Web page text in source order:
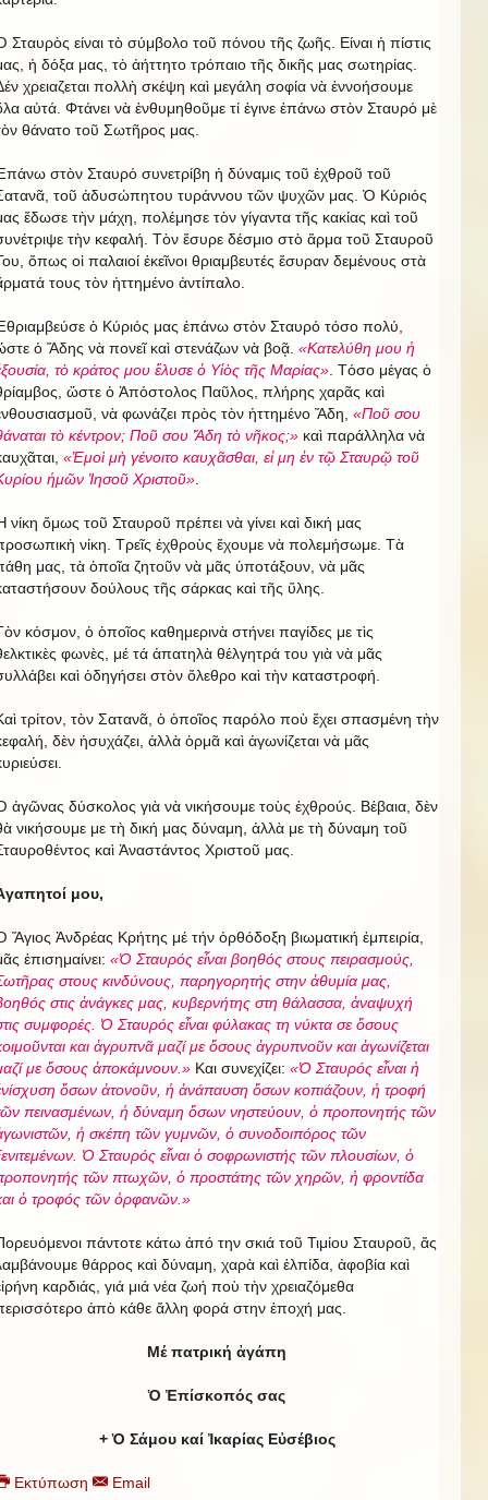
Σταυρὸς είναι τὸ σύμβολο τοῦ πόνου τῆς ζωῆς. Είναι ἡ πίστις
ἡ δόξα μας, τὸ ἀήττητο τρόπαιο τῆς δικῆς μας σωτηρίας.
χρειαζεται πολλὴ σκέψη καὶ μεγάλη σοφία νὰ ἐννοήσουμε
αὐτά. Φτάνει νὰ ἐνθυμηθοῦμε τί ἐγινε ἐπάνω στὸν Σταυρό μὲ
θάνατο τοῦ Σωτῆρος μας.
στὸν Σταυρό συνετρίβη ἡ δύναμις τοῦ ἐχθροῦ τοῦ
τοῦ ἀδυσώπητου τυράννου τῶν ψυχῶν μας. Ὁ Κύριός
ἔδωσε τὴν μάχη, πολέμησε τὸν γίγαντα τῆς κακίας καὶ τοῦ
τὴν κεφαλή. Τὸν ἔσυρε δέσμιο στὸ ἅρμα τοῦ Σταυροῦ
ὅπως οἱ παλαιοί ἐκεῖνοι θριαμβευτές ἔσυραν δεμένους στὰ
τους τὸν ἡττημένο ἀντίπαλο.
ὁ Κύριός μας ἐπάνω στὸν Σταυρό τόσο πολύ,
ὁ Ἅδης νὰ πονεῖ καὶ στενάζων νὰ βοᾷ. «Κατελύθη μου ἡ
τὸ κράτος μου ἔλυσε ὁ Υἱὸς τῆς Μαρίας» . Τόσο μέγας ὁ
ὥστε ὁ Ἀπόστολος Παῦλος, πλήρης χαρᾶς καὶ
νὰ φωνάζει πρὸς τὸν ἡττημένο Ἅδη, «Ποῦ σου
τὸ κέντρον; Ποῦ σου Ἅδη τὸ νῆκος;» καὶ παράλληλα νὰ
«Ἐμοὶ μὴ γένοιτο καυχᾶσθαι, εἰ μη ἐν τῷ Σταυρῷ τοῦ
ἡμῶν Ἰησοῦ Χριστοῦ»
νίκη ὄμως τοῦ Σταυροῦ πρέπει νὰ γίνει καὶ δική μας
νίκη. Τρεῖς ἐχθροὺς ἔχουμε νὰ πολεμήσωμε. Τὰ
μας, τὰ ὁποῖα ζητοῦν νὰ μᾶς ὑποτάξουν, νὰ μᾶς
δούλους τῆς σάρκας καὶ τῆς ὕλης.
κόσμον, ὁ ὁποῖος καθημερινὰ στήνει παγίδες με τὶς
φωνὲς, μέ τά ἀπατηλὰ θέλγητρά του γιὰ νὰ μᾶς
καὶ ὁδηγήσει στὸν ὄλεθρο καὶ τὴν καταστροφή.
τρίτον, τὸν Σατανᾶ, ὁ ὁποῖος παρόλο ποὺ ἔχει σπασμένη τὴν
δὲν ἡσυχάζει, ἀλλὰ ὁρμᾶ καὶ ἀγωνίζεται νὰ μᾶς
ἀγῶνας δύσκολος γιὰ νὰ νικήσουμε τοὺς ἐχθρούς. Βέβαια, δὲν
νικήσουμε με τὴ δική μας δύναμη, ἀλλὰ με τὴ δύναμη τοῦ
καὶ Ἀναστάντος Χριστοῦ μας.
μου,
Ἅγιος Ἀνδρέας Κρήτης μέ τήν ὀρθόδοξη βιωματική ἐμπειρία,
ἐπισημαίνει: «Ὁ Σταυρός εἶναι βοηθός στους πειρασμούς,
στους κινδύνους, παρηγορητής στην ἀθυμία μας,
στις ἀνάγκες μας, κυβερνήτης στη θάλασσα, ἀναψυχή
συμφορές. Ὁ Σταυρός εἶναι φύλακας τη νύκτα σε ὅσους
και ἀγρυπνᾶ μαζί με ὅσους ἀγρυπνοῦν και ἀγωνίζεται
με ὅσους ἀποκάμνουν.» Και συνεχίζει: «Ὁ Σταυρός εἶναι ἡ
ὅσων ἀτονοῦν, ἡ ἀνάπαυση ὅσων κοπιάζουν, ἡ τροφή
πεινασμένων, ἡ δύναμη ὅσων νηστεύουν, ὁ προπονητής τῶν
ἡ σκέπη τῶν γυμνῶν, ὁ συνοδοιπόρος τῶν
Ὁ Σταυρός εἶναι ὁ σοφρωνιστής τῶν πλουσίων, ὁ
τῶν πτωχῶν, ὁ προστάτης τῶν χηρῶν, ἡ φροντίδα
ὁ τροφός τῶν ὀρφανῶν.»
πάντοτε κάτω ἀπό την σκιά τοῦ Τιμίου Σταυροῦ, ἄς
θάρρος καὶ δύναμη, χαρὰ καὶ ἐλπίδα, ἀφοβία καὶ
καρδιάς, γιά μιά νέα ζωή ποὺ τὴν χρειαζόμεθα
ἀπὸ κάθε ἄλλη φορά στην ἐποχή μας.
Μέ πατρική ἀγάπη
Ὁ Ἐπίσκοπός σας
+ Ὁ Σάμου καί Ἰκαρίας Εὐσέβιος
Εκτύπωση Email